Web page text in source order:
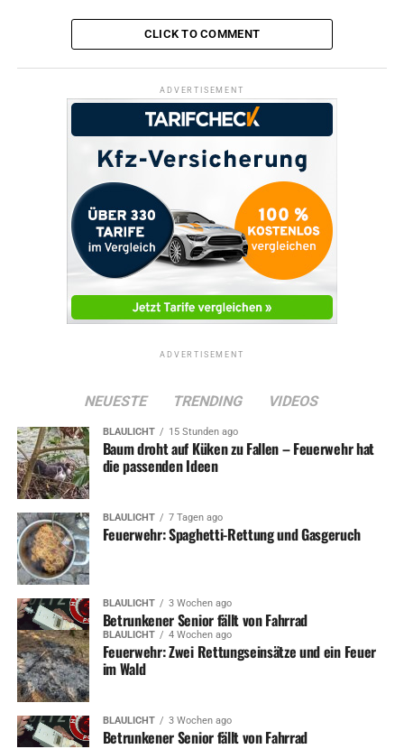
RELATED TOPICS: STADTRUNDFAHRT TERMINE
Tag der offenen Tür an der Städt. kath. St. Rafael
Grundschule
DON'T MISS
Letzte Stadtrundfahrt in diesem Jahr
CLICK TO COMMENT
ADVERTISEMENT
ADVERTISEMENT
NEUESTE TRENDING VIDEOS
BLAULICHT 15 Stunden ago
Baum droht auf Küken zu Fallen – Feuerwehr hat
die passenden Ideen
BLAULICHT 7 Tagen ago
Feuerwehr: Spaghetti-Rettung und Gasgeruch
BLAULICHT 3 Wochen ago
Betrunkener Senior fällt von Fahrrad
BLAULICHT 4 Wochen ago
Feuerwehr: Zwei Rettungseinsätze und ein Feuer
im Wald
BLAULICHT 3 Wochen ago
Betrunkener Senior fällt von Fahrrad